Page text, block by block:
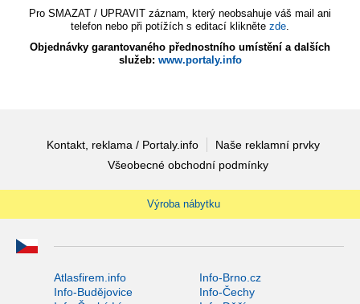
Pro SMAZAT / UPRAVIT záznam, který neobsahuje váš mail ani
telefon nebo při potížích s editací klikněte zde.
Objednávky garantovaného přednostního umístění a dalších
služeb: www.portaly.info
Kontakt, reklama / Portaly.info
Naše reklamní prvky
Všeobecné obchodní podmínky
Výroba nábytku
Atlasfirem.info
Info-Brno.cz
Info-Budějovice
Info-Čechy